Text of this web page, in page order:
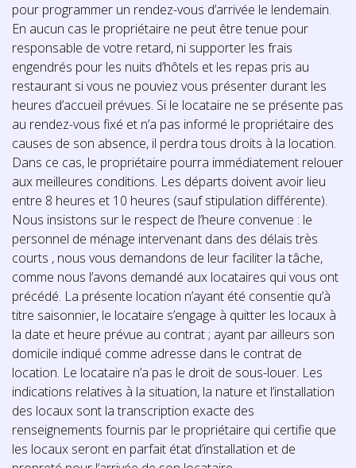
pour programmer un rendez-vous d’arrivée le lendemain.
En aucun cas le propriétaire ne peut être tenue pour
responsable de votre retard, ni supporter les frais
engendrés pour les nuits d’hôtels et les repas pris au
restaurant si vous ne pouviez vous présenter durant les
heures d’accueil prévues. Si le locataire ne se présente pas
au rendez-vous fixé et n’a pas informé le propriétaire des
causes de son absence, il perdra tous droits à la location.
Dans ce cas, le propriétaire pourra immédiatement relouer
aux meilleures conditions. Les départs doivent avoir lieu
entre 8 heures et 10 heures (sauf stipulation différente).
Nous insistons sur le respect de l’heure convenue : le
personnel de ménage intervenant dans des délais très
courts , nous vous demandons de leur faciliter la tâche,
comme nous l’avons demandé aux locataires qui vous ont
précédé. La présente location n’ayant été consentie qu’à
titre saisonnier, le locataire s’engage à quitter les locaux à
la date et heure prévue au contrat ; ayant par ailleurs son
domicile indiqué comme adresse dans le contrat de
location. Le locataire n’a pas le droit de sous-louer. Les
indications relatives à la situation, la nature et l’installation
des locaux sont la transcription exacte des
renseignements fournis par le propriétaire qui certifie que
les locaux seront en parfait état d’installation et de